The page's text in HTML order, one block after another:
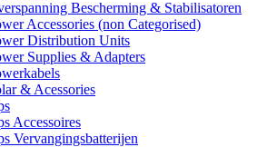
Bescherming & Stabilisatoren
Accessories (non Categorised)
Distribution Units
Supplies & Adapters
& Acessories
Accessoires
Vervangingsbatterijen